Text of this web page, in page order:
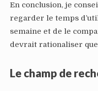
En conclusion, je
regarder le temps
semaine et de le
devrait rationaliser
Le champ de